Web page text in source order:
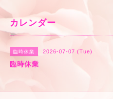
カレンダー
臨時休業 2026-07-07 (Tue)
臨時休業